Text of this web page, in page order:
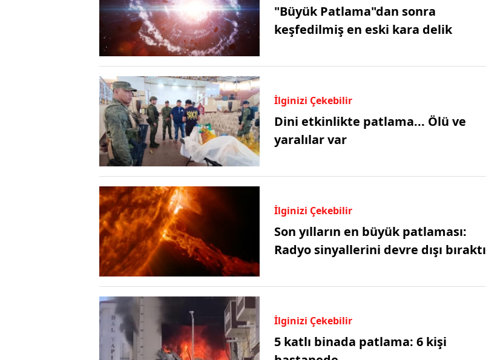
"Büyük Patlama"dan sonra
keşfedilmiş en eski kara delik
İlginizi Çekebilir
Dini etkinlikte patlama... Ölü ve
yaralılar var
İlginizi Çekebilir
Son yılların en büyük patlaması:
Radyo sinyallerini devre dışı bıraktı
İlginizi Çekebilir
5 katlı binada patlama: 6 kişi